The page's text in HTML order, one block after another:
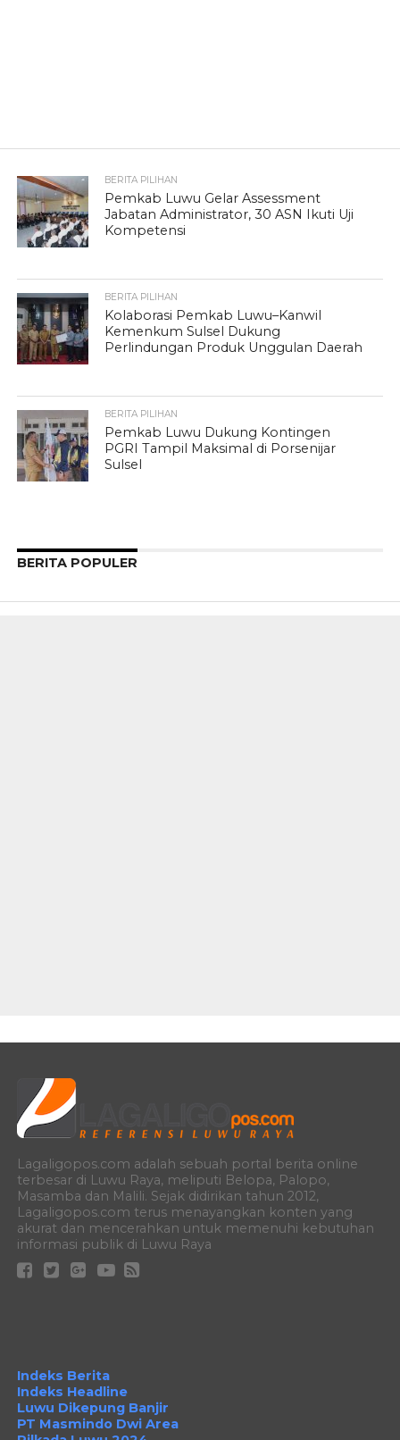
BERITA PILIHAN
Pemkab Luwu Gelar Assessment
Jabatan Administrator, 30 ASN Ikuti Uji
Kompetensi
BERITA PILIHAN
Kolaborasi Pemkab Luwu–Kanwil
Kemenkum Sulsel Dukung
Perlindungan Produk Unggulan Daerah
BERITA PILIHAN
Pemkab Luwu Dukung Kontingen
PGRI Tampil Maksimal di Porsenijar
Sulsel
BERITA POPULER
Lagaligopos.com adalah sebuah portal berita online
terbesar di Luwu Raya, meliputi Belopa, Palopo,
Masamba dan Malili. Sejak didirikan tahun 2012,
Lagaligopos.com terus menayangkan konten yang
akurat dan mencerahkan untuk memenuhi kebutuhan
informasi publik di Luwu Raya
Indeks Berita
Indeks Headline
Luwu Dikepung Banjir
PT Masmindo Dwi Area